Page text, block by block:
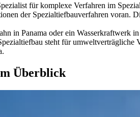
für komplexe Verfahren im
der Spezialtiefbauverfahren voran.
in Panama oder ein Wasserkraftwerk
steht für
Überblick